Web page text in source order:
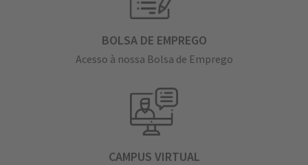
BOLSA DE EMPREGO
Acesso à nossa Bolsa de Emprego
CAMPUS VIRTUAL